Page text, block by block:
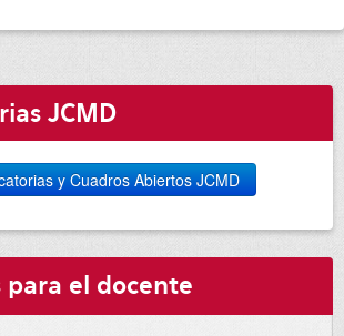
JCMD
y Cuadros Abiertos JCMD
para el docente